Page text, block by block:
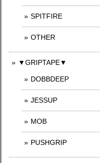
SPITFIRE
OTHER
▼GRIPTAPE▼
DOBBDEEP
JESSUP
MOB
PUSHGRIP